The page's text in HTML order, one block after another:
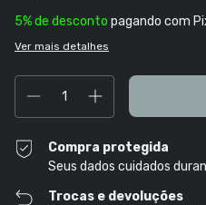
5% de desconto pagando com
Ver mais detalhes
Compra protegida
Seus dados cuidados
Trocas e devoluções